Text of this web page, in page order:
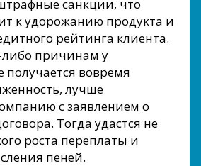
санкции, что
к удорожанию продукта и
рейтинга клиента.
причинам у
получается вовремя
лучше
с заявлением о
Тогда удастся не
роста переплаты и
пеней.